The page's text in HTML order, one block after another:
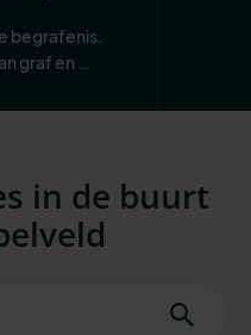
begrafenis.
graf en
in de buurt